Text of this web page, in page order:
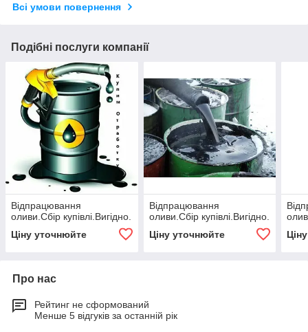
Всі умови повернення
Подібні послуги компанії
Відпрацювання
оливи.Сбір купівлі.Вигідно.
Ціну уточнюйте
Відпрацювання
оливи.Сбір купівлі.Вигідно.
Ціну уточнюйте
Про нас
Рейтинг не сформований
Менше 5 відгуків за останній рік